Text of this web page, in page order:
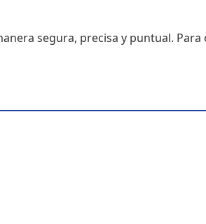
segura, precisa y puntual.